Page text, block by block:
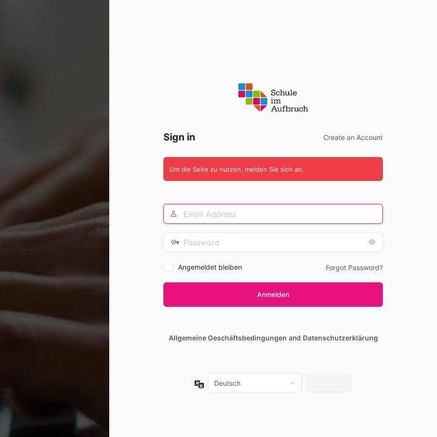
Sign in Create an Account
Um die Seite zu nutzen, melden Sie sich an.
Angemeldet bleiben Forgot Password?
Allgemeine Geschäftsbedingungen and Datenschutzerklärung
Sprache